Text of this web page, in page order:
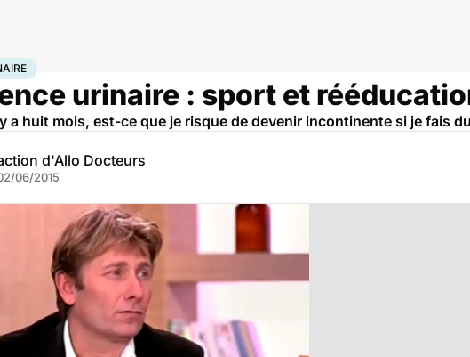
urinaire
urinaire : sport et
y a huit mois, est-ce que je risque de devenir incontinente si je fais
d'Allo Docteurs
06/2015